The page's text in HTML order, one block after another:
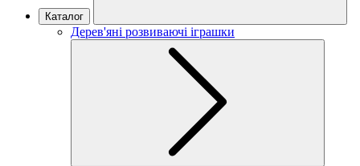
Каталог
Дерев'яні розвиваючі іграшки